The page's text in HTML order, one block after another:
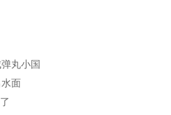
丸小国
面